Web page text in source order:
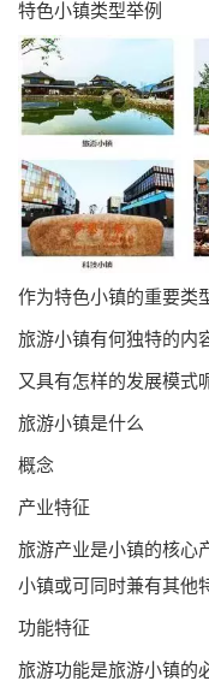
特色小镇类型举例
作为特色小镇的重要类
旅游小镇有何独特的内
又具有怎样的发展模式
旅游小镇是什么
概念
产业特征
旅游产业是小镇的核心
小镇或可同时兼有其他
功能特征
旅游功能是旅游小镇的